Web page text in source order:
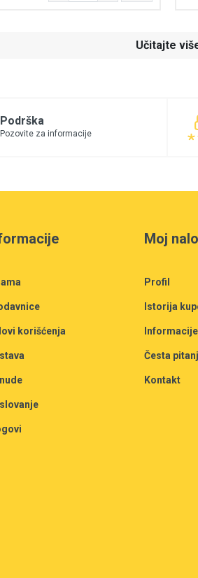
Učitajte
Podrška
Pozovite za informacije
korišćenja
Moj
Profil
Istorija
Informacije
Česta
Kontakt